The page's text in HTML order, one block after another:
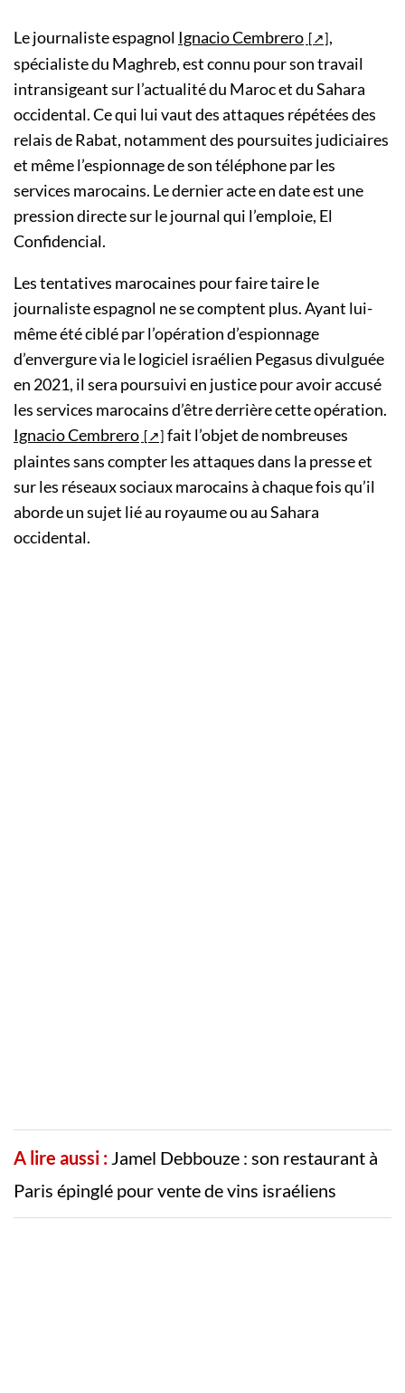
Le journaliste espagnol Ignacio Cembrero
,
spécialiste du Maghreb, est connu pour son travail
intransigeant sur l’actualité du Maroc et du Sahara
occidental. Ce qui lui vaut des attaques répétées des
relais de Rabat, notamment des poursuites judiciaires
et même l’espionnage de son téléphone par les
services marocains. Le dernier acte en date est une
pression directe sur le journal qui l’emploie, El
Confidencial.
Les tentatives marocaines pour faire taire le
journaliste espagnol ne se comptent plus. Ayant lui-
même été ciblé par l’opération d’espionnage
d’envergure via le logiciel israélien Pegasus divulguée
en 2021, il sera poursuivi en justice pour avoir accusé
les services marocains d’être derrière cette opération.
Ignacio Cembrero
fait l’objet de nombreuses
plaintes sans compter les attaques dans la presse et
sur les réseaux sociaux marocains à chaque fois qu’il
aborde un sujet lié au royaume ou au Sahara
occidental.
A lire aussi : Jamel Debbouze : son restaurant à
Paris épinglé pour vente de vins israéliens